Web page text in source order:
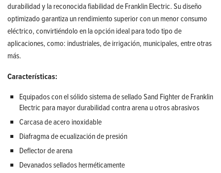
durabilidad y la reconocida fiabilidad de Franklin Electric. Su diseño
optimizado garantiza un rendimiento superior con un menor consumo
eléctrico, convirtiéndolo en la opción ideal para todo tipo de
aplicaciones, como: industriales, de irrigación, municipales, entre otras
más.
Características:
Equipados con el sólido sistema de sellado Sand Fighter de Franklin
Electric para mayor durabilidad contra arena u otros abrasivos
Carcasa de acero inoxidable
Diafragma de ecualización de presión
Deflector de arena
Devanados sellados herméticamente